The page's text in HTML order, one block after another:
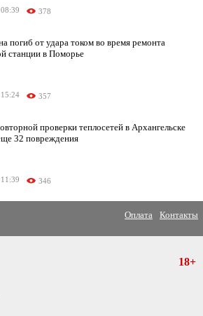
378
погиб от удара током во время ремонта
станции в Поморье
357
проверки теплосетей в Архангельске
32 повреждения
346
Оплата Контакты
18+